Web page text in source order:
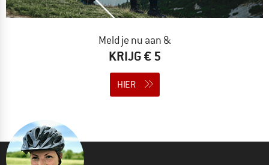
Meld je nu aan &
KRIJG € 5
HIER